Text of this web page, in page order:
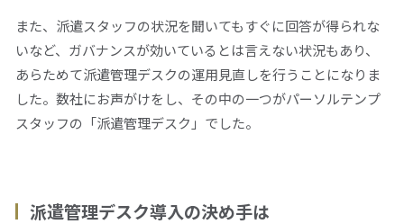
また、派遣スタッフの状況を聞いてもすぐに回答が得られな
いなど、ガバナンスが効いているとは言えない状況もあり、
あらためて派遣管理デスクの運用見直しを行うことになりま
した。数社にお声がけをし、その中の一つがパーソルテンプ
スタッフの「派遣管理デスク」でした。
派遣管理デスク導入の決め手は